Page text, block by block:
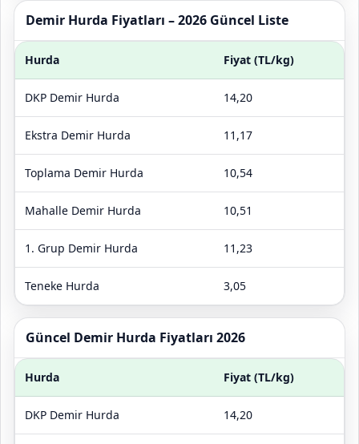
Demir Hurda Fiyatları – 2026 Güncel Liste
Hurda Fiyat (TL/kg)
DKP Demir Hurda 14,20
Ekstra Demir Hurda 11,17
Toplama Demir Hurda 10,54
Mahalle Demir Hurda 10,51
1. Grup Demir Hurda 11,23
Teneke Hurda 3,05
Güncel Demir Hurda Fiyatları 2026
Hurda Fiyat (TL/kg)
DKP Demir Hurda 14,20